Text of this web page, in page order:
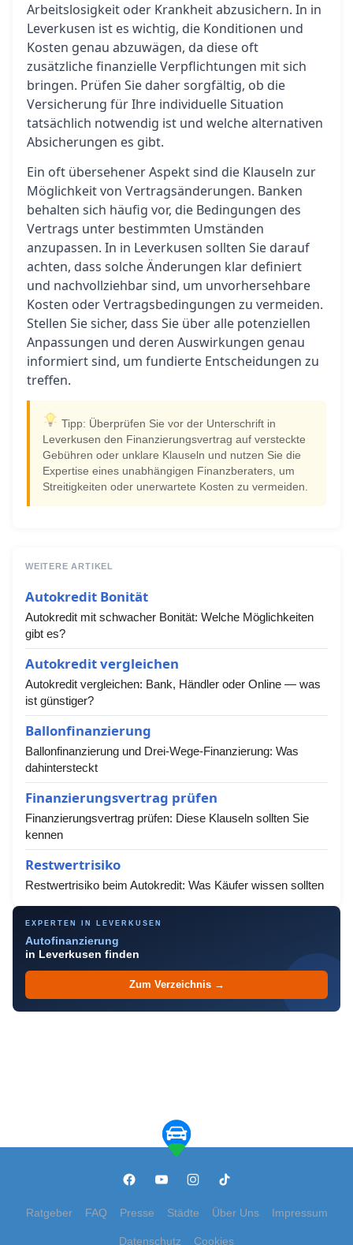
Arbeitslosigkeit oder Krankheit abzusichern. In in
Leverkusen ist es wichtig, die Konditionen und
Kosten genau abzuwägen, da diese oft
zusätzliche finanzielle Verpflichtungen mit sich
bringen. Prüfen Sie daher sorgfältig, ob die
Versicherung für Ihre individuelle Situation
tatsächlich notwendig ist und welche alternativen
Absicherungen es gibt.
Ein oft übersehener Aspekt sind die Klauseln zur
Möglichkeit von Vertragsänderungen. Banken
behalten sich häufig vor, die Bedingungen des
Vertrags unter bestimmten Umständen
anzupassen. In in Leverkusen sollten Sie darauf
achten, dass solche Änderungen klar definiert
und nachvollziehbar sind, um unvorhersehbare
Kosten oder Vertragsbedingungen zu vermeiden.
Stellen Sie sicher, dass Sie über alle potenziellen
Anpassungen und deren Auswirkungen genau
informiert sind, um fundierte Entscheidungen zu
treffen.
Tipp: Überprüfen Sie vor der Unterschrift in
Leverkusen den Finanzierungsvertrag auf versteckte
Gebühren oder unklare Klauseln und nutzen Sie die
Expertise eines unabhängigen Finanzberaters, um
Streitigkeiten oder unerwartete Kosten zu vermeiden.
WEITERE ARTIKEL
Autokredit Bonität
Autokredit mit schwacher Bonität: Welche Möglichkeiten
gibt es?
Autokredit vergleichen
Autokredit vergleichen: Bank, Händler oder Online — was
ist günstiger?
Ballonfinanzierung
Ballonfinanzierung und Drei-Wege-Finanzierung: Was
dahintersteckt
Finanzierungsvertrag prüfen
Finanzierungsvertrag prüfen: Diese Klauseln sollten Sie
kennen
Restwertrisiko
Restwertrisiko beim Autokredit: Was Käufer wissen sollten
EXPERTEN IN LEVERKUSEN
Autofinanzierung
in Leverkusen finden
Zum Verzeichnis →
Ratgeber FAQ Presse Städte Über Uns Impressum
Datenschutz Cookies